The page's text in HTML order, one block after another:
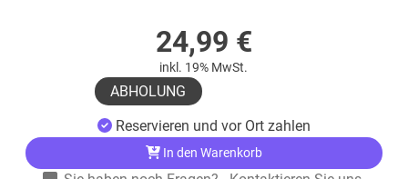
24,99 €
inkl. 19% MwSt.
ABHOLUNG
Reservieren und vor Ort zahlen
In den Warenkorb